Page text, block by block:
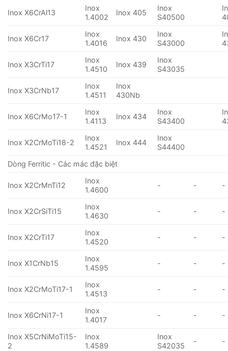
Inox X6CrAl13
Inox
1.4002
Inox 405
Inox
S40500
Inox X6Cr17
Inox
1.4016
Inox 430
Inox
S43000
Inox X3CrTi17
Inox
1.4510
Inox 439
Inox
S43035
Inox X3CrNb17
Inox
1.4511
Inox
430Nb
Inox X6CrMo17-1
Inox
1.4113
Inox 434
Inox
S43400
Inox X2CrMoTi18-2
Inox
1.4521
Inox 444
Inox
S44400
Dòng Ferritic - Các mác đặc biệt
Inox X2CrMnTi12
Inox
1.4600
- - -
Inox X2CrSiTi15
Inox
1.4630
- - -
Inox X2CrTi17
Inox
1.4520
- - -
Inox X1CrNb15
Inox
1.4595
- - -
Inox X2CrMoTi17-1
Inox
1.4513
- - -
Inox X6CrNi17-1
Inox
1.4017
- - -
Inox X5CrNiMoTi15-
2
Inox
1.4589
Inox
S42035
- -